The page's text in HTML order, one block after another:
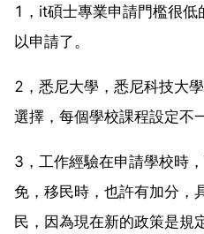
1，it碩士專業申請門檻很
以申請了。
2，悉尼大學，悉尼科技大
選擇，每個學校課程設定不
3，工作經驗在申請學校時
免，移民時，也許有加分，
民，因為現在新的政策是規